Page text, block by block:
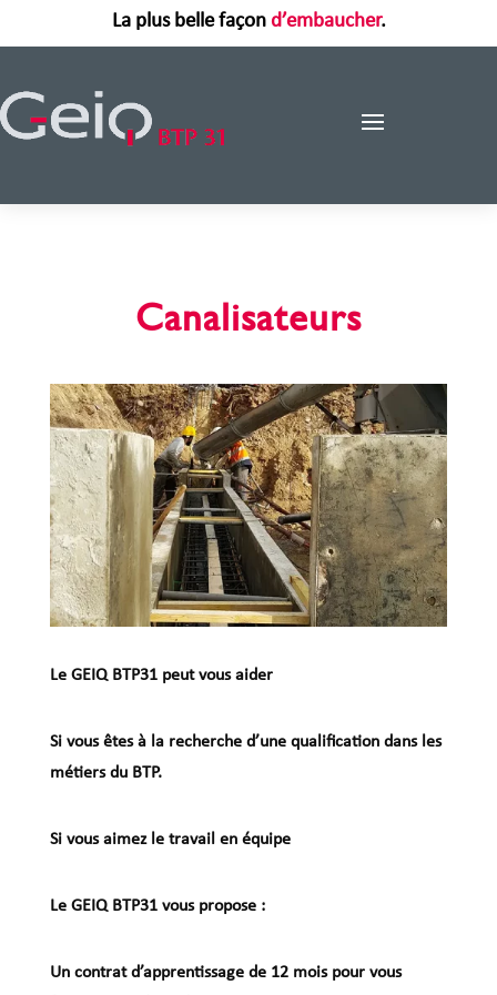
La plus belle façon d’embaucher.
Canalisateurs
Le GEIQ BTP31 peut vous aider
Si vous êtes à la recherche d’une qualification dans les
métiers du BTP.
Si vous aimez le travail en équipe
Le GEIQ BTP31 vous propose :
Un contrat d’apprentissage de 12 mois pour vous